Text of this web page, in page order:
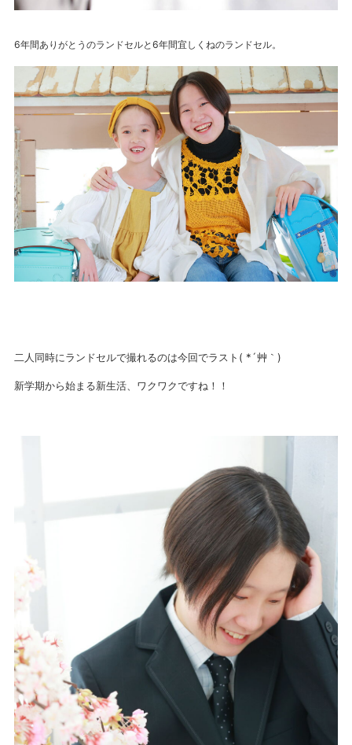
6年間ありがとうのランドセルと6年間宜しくねのランドセル。
二人同時にランドセルで撮れるのは今回でラスト( *´艸｀)
新学期から始まる新生活、ワクワクですね！！